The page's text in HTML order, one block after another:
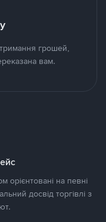
грошей,
вам.
орієнтовані на певні
досвід торгівлі з